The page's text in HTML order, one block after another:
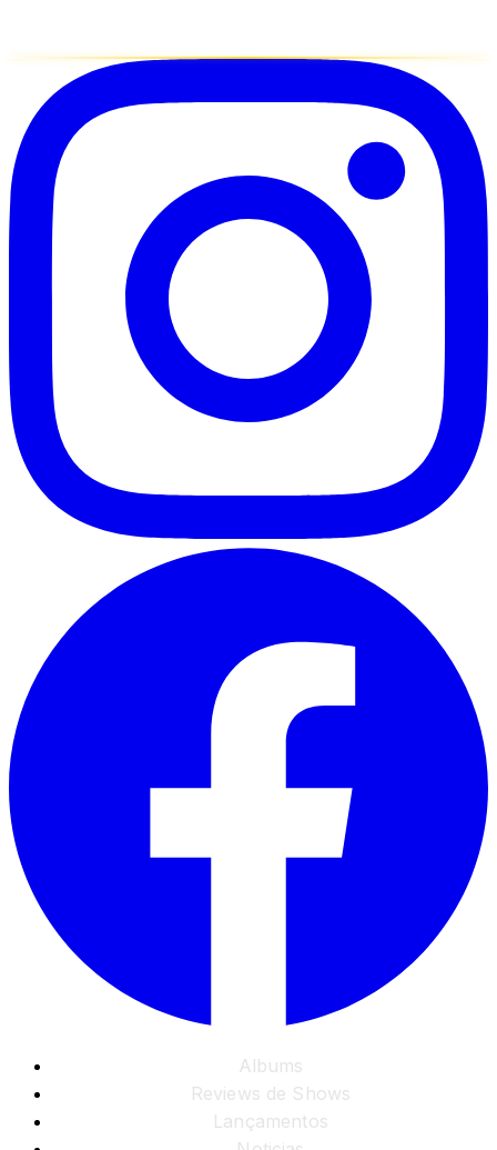
Albums
Reviews de Shows
Lançamentos